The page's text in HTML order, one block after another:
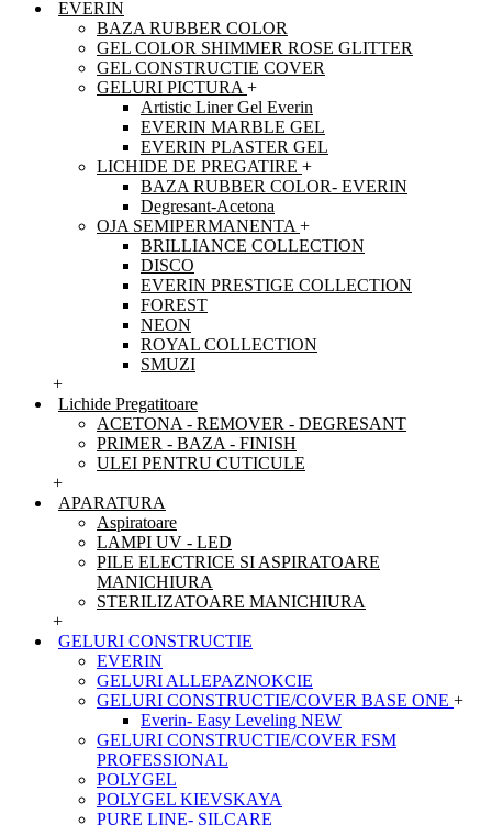
EVERIN
BAZA RUBBER COLOR
GEL COLOR SHIMMER ROSE GLITTER
GEL CONSTRUCTIE COVER
GELURI PICTURA +
Artistic Liner Gel Everin
EVERIN MARBLE GEL
EVERIN PLASTER GEL
LICHIDE DE PREGATIRE +
BAZA RUBBER COLOR- EVERIN
Degresant-Acetona
OJA SEMIPERMANENTA +
BRILLIANCE COLLECTION
DISCO
EVERIN PRESTIGE COLLECTION
FOREST
NEON
ROYAL COLLECTION
SMUZI
+
Lichide Pregatitoare
ACETONA - REMOVER - DEGRESANT
PRIMER - BAZA - FINISH
ULEI PENTRU CUTICULE
+
APARATURA
Aspiratoare
LAMPI UV - LED
PILE ELECTRICE SI ASPIRATOARE
MANICHIURA
STERILIZATOARE MANICHIURA
+
GELURI CONSTRUCTIE
EVERIN
GELURI ALLEPAZNOKCIE
GELURI CONSTRUCTIE/COVER BASE ONE +
Everin- Easy Leveling NEW
GELURI CONSTRUCTIE/COVER FSM
PROFESSIONAL
POLYGEL
POLYGEL KIEVSKAYA
PURE LINE- SILCARE